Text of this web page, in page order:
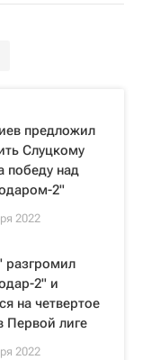
предложил
Слуцкому
победу над
2"
2022
разгромил
2" и
на четвертое
Первой лиге
2022